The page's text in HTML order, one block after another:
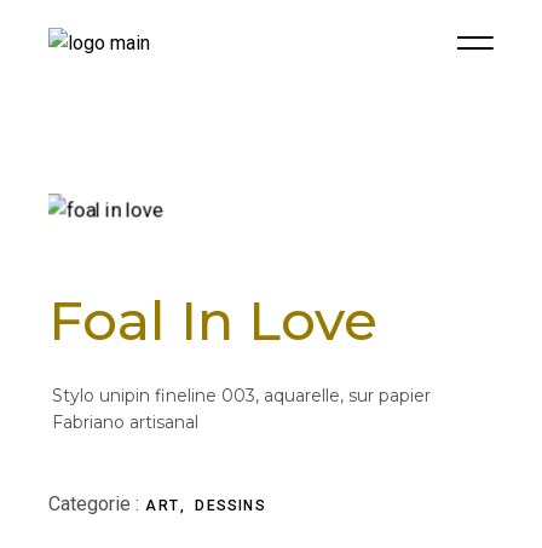
Foal In Love
Stylo unipin fineline 003, aquarelle, sur papier
Fabriano artisanal
Categorie : ART DESSINS